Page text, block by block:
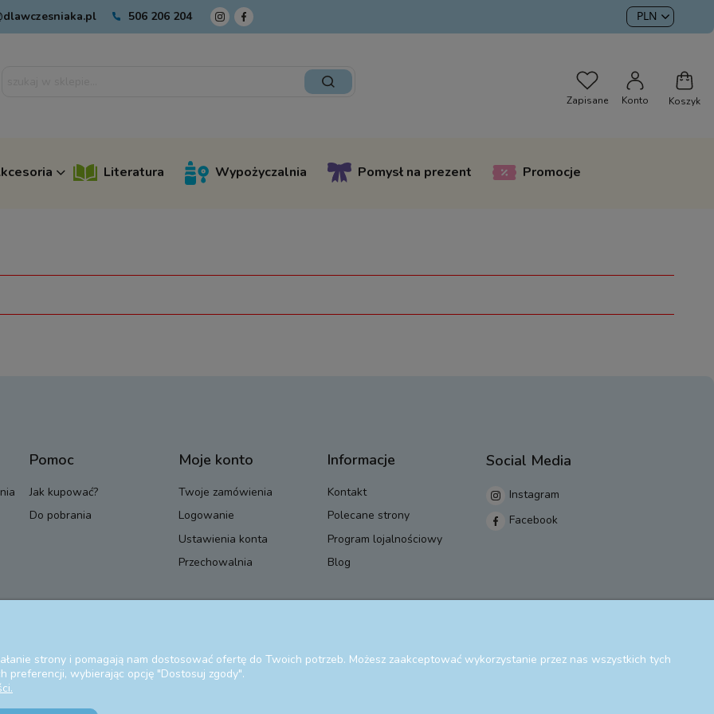
506 206 204
Literatura Wypożyczalnia Pomysł na prezent Promocje
Pomoc
Jak kupować?
Do pobrania
Moje konto
Twoje zamówienia
Logowanie
Ustawienia konta
Przechowalnia
Informacje
Kontakt
Polecane strony
Program lojalnościowy
Blog
Social Media
Instagram
Facebook
strony i pomagają nam dostosować ofertę do Twoich potrzeb. Możesz zaakceptować wykorzystanie przez nas wszystkich tych
wybierając opcję "Dostosuj zgody".